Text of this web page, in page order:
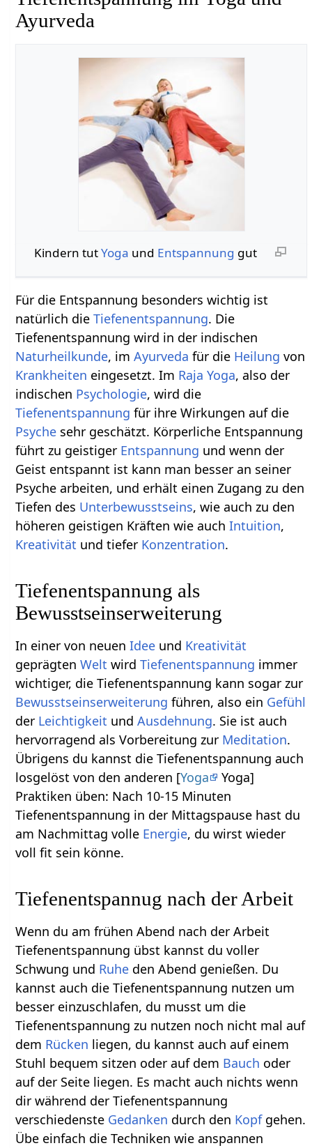
Ayurveda
Kindern tutYoga und Entspannung gut
Für die Entspannung besonders wichtig ist
natürlich dieTiefenentspannung. Die
Tiefenentspannung wird in der indischen
Naturheilkunde, imAyurveda für die Heilung von
Krankheiten eingesetzt. Im Raja Yoga, also der
indischen Psychologie, wird die
Tiefenentspannung für ihre Wirkungen auf die
Psyche sehr geschätzt. Körperliche Entspannung
führt zu geistiger Entspannung und wenn der
Geist entspannt ist kann man besser an seiner
Psyche arbeiten, und erhält einen Zugang zu den
Tiefen des Unterbewusstseins, wie auch zu den
höheren geistigen Kräften wie auchIntuition,
Kreativität und tiefer Konzentration.
Tiefenentspannung als
Bewusstseinserweiterung
In einer von neuenIdee und Kreativität
geprägtenWelt wirdTiefenentspannung immer
wichtiger, die Tiefenentspannung kann sogar zur
Bewusstseinserweiterung führen, also ein Gefühl
der Leichtigkeit undAusdehnung. Sie ist auch
hervorragend als Vorbereitung zur Meditation.
Übrigens du kannst die Tiefenentspannung auch
losgelöst von den anderen [Yoga
Yoga]
Praktiken üben: Nach 10-15 Minuten
Tiefenentspannung in der Mittagspause hast du
am Nachmittag volle Energie, du wirst wieder
voll fit sein könne.
Tiefenentspannug nach der Arbeit
Wenn du am frühen Abend nach der Arbeit
Tiefenentspannung übst kannst du voller
Schwung und Ruhe den Abend genießen. Du
kannst auch die Tiefenentspannung nutzen um
besser einzuschlafen, du musst um die
Tiefenentspannung zu nutzen noch nicht mal auf
dem Rücken liegen, du kannst auch auf einem
Stuhl bequem sitzen oder auf dem Bauch oder
auf der Seite liegen. Es macht auch nichts wenn
dir während der Tiefenentspannung
verschiedenste Gedanken durch den Kopfgehen.
Übe einfach die Techniken wie anspannen